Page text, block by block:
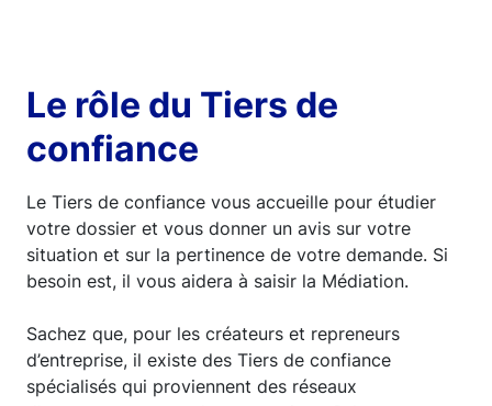
Le rôle du Tiers de
confiance
Le Tiers de confiance vous accueille pour étudier
votre dossier et vous donner un avis sur votre
situation et sur la pertinence de votre demande. Si
besoin est, il vous aidera à saisir la Médiation.
Sachez que, pour les créateurs et repreneurs
d’entreprise, il existe des Tiers de confiance
spécialisés qui proviennent des réseaux